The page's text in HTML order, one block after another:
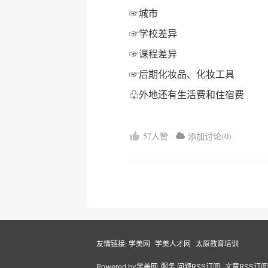
☞城市
☞学校差异
☞课程差异
☞后期化妆品、化妆工具
♧外地还有生活费和住宿费
57人赞 添加讨论(0)
友情链接: 学美网 学美人才网 太原教育培训